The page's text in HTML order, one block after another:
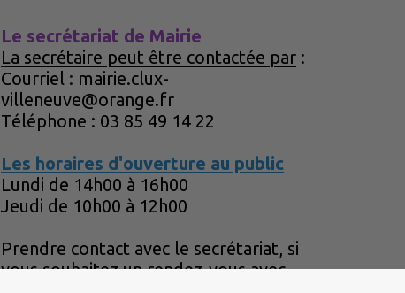
Le secrétariat de Mairie
La secrétaire peut être contactée par :
Courriel : mairie.clux-
villeneuve@orange.fr
Téléphone : 03 85 49 14 22
Les horaires d'ouverture au public
Lundi de 14h00 à 16h00
Jeudi de 10h00 à 12h00
Prendre contact avec le secrétariat, si
vous souhaitez un rendez-vous avec